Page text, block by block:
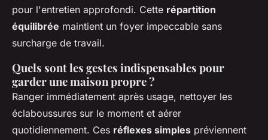
pour l'entretien approfondi. Cette répartition
équilibrée maintient un foyer impeccable sans
surcharge de travail.
Quels sont les gestes indispensables pour
garder une maison propre ?
Ranger immédiatement après usage, nettoyer les
éclaboussures sur le moment et aérer
quotidiennement. Ces réflexes simples préviennent